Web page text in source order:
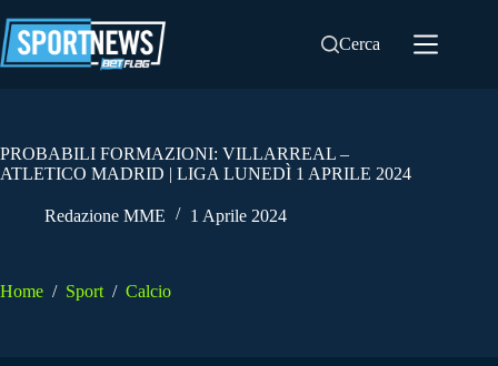
al
contenuto
Cerca
PROBABILI FORMAZIONI: VILLARREAL –
ATLETICO MADRID | LIGA LUNEDÌ 1 APRILE 2024
Redazione MME 1 Aprile 2024
Home / Sport / Calcio